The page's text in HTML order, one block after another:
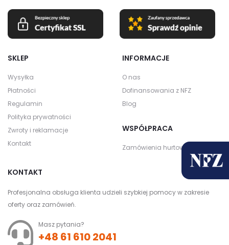
SKLEP
Wysyłka
Płatności
Regulamin
Polityka prywatności
Zwroty i reklamacje
Kontakt
INFORMACJE
O nas
Dofinansowania z NFZ
Blog
WSPÓŁPRACA
Zamówienia hurtowe
KONTAKT
Profesjonalna obsługa klienta udzieli szybkiej pomocy w zakresie
oferty oraz zamówień.
Masz pytania?
+48 61 610 2041